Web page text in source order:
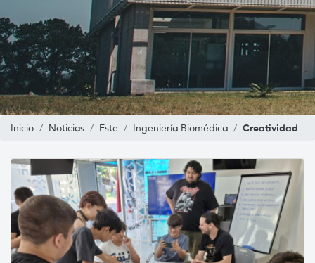
Inicio Noticias Este Ingeniería Biomédica Creatividad